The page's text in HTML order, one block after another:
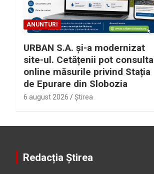
ANUNTURI
URBAN S.A. și-a modernizat
site-ul. Cetățenii pot consulta
online măsurile privind Stația
de Epurare din Slobozia
6 august 2026 Ştirea
Redacția Știrea